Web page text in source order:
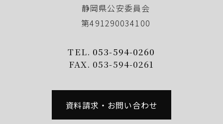
静岡県公安委員会
第491290034100
TEL. 053-594-0260
FAX. 053-594-0261
資料請求・お問い合わせ